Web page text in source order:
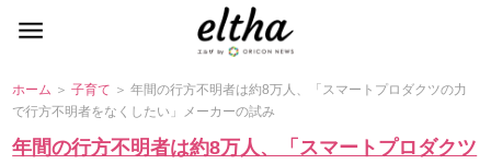
ホーム ＞子育て ＞ 年間の行方不明者は約8万人、「スマートプロダクツの力
で行方不明者をなくしたい」メーカーの試み
年間の行方不明者は約8万人、「スマートプロダクツ